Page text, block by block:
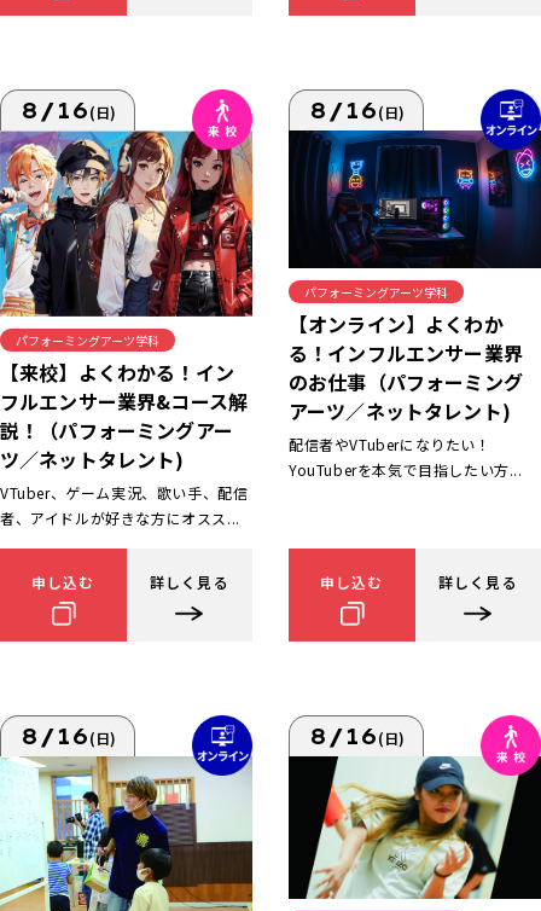
8/16(日)
パフォーミングアーツ学科
【来校】よくわかる！イン
フルエンサー業界&コース解
説！（パフォーミングアー
ツ／ネットタレント)
VTuber、ゲーム実況、歌い手、配信
者、アイドルが好きな方にオスス...
申し込む 詳しく見る
8/16(日)
パフォーミングアーツ学科
【オンライン】よくわか
る！インフルエンサー業界
のお仕事（パフォーミング
アーツ／ネットタレント)
配信者やVTuberになりたい！
YouTuberを本気で目指したい方...
申し込む 詳しく見る
8/16(日) 8/16(日)